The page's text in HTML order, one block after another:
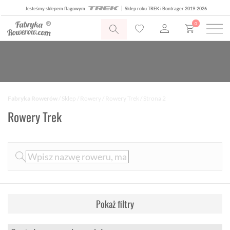
Jesteśmy sklepem flagowym Sklep roku TREK i Bontrager 2019-2026
0
Rowery Trek
Fabryka Rowerów Sklep Rowery Rowery Trek / Strona 2
Pokaż filtry